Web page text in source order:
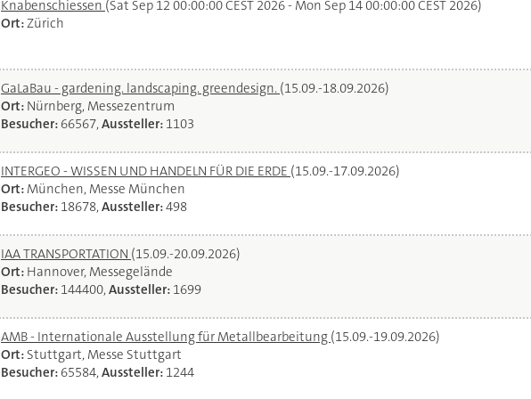
Knabenschiessen (Sat Sep 12 00:00:00 CEST 2026 - Mon Sep 14 00:00:00 CEST 2026)
Ort:Zürich
GaLaBau - gardening. landscaping. greendesign. (15.09.-18.09.2026)
Ort: Nürnberg, Messezentrum
Besucher: 66567,Aussteller: 1103
INTERGEO - WISSEN UND HANDELN FÜR DIE ERDE (15.09.-17.09.2026)
Ort: München, Messe München
Besucher: 18678,Aussteller:498
IAA TRANSPORTATION (15.09.-20.09.2026)
Ort: Hannover, Messegelände
Besucher: 144400,Aussteller: 1699
AMB - Internationale Ausstellung für Metallbearbeitung (15.09.-19.09.2026)
Ort: Stuttgart, Messe Stuttgart
Besucher: 65584,Aussteller: 1244